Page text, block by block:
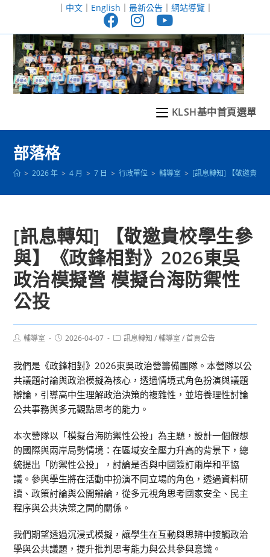
至
｜ 中文｜ English ｜ 最新公告｜ 網站導覽｜
KLSH基中首頁選單
部落格
> 2026 年 > 4 月 > 7 日 > 行政單位 > 輔導室 > [訊息轉知] 【敬邀貴校
[訊息轉知] 【敬邀貴校學生參
與】《政鋒相對》2026東吳
政治模擬營 模擬台海防禦性
公投
Post輔導室
Post2026-04-07
Post訊息轉知 / 輔導室 / 首頁公告
我們是《政鋒相對》2026東吳政治營籌備團隊。本營隊以公
共議題討論與政治模擬為核心，透過情境式角色扮演與議題
辯論，引導高中生理解政治決策的複雜性，並培養理性討論
公共事務與多元觀點思考的能力。
本次營隊以「模擬台海防禦性公投」為主題，設計一個假想
的國際與兩岸局勢情境：在區域安全壓力升高的背景下，總
統提出「防禦性公投」，討論是否與中國簽訂兩岸和平協
議。參與學生將在活動中扮演不同立場的角色，透過資料研
讀、政策討論與公開辯論，從多元視角思考國家安全、民主
程序與公共決策之間的關係。
我們期望透過沉浸式模擬，讓學生在互動與思辨中接觸政治
學與公共議題，提升批判思考能力與公共參與意識。